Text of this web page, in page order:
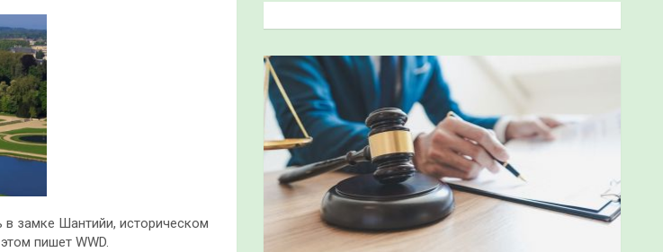
в замке Шантийи, историческом
пишет WWD.
к